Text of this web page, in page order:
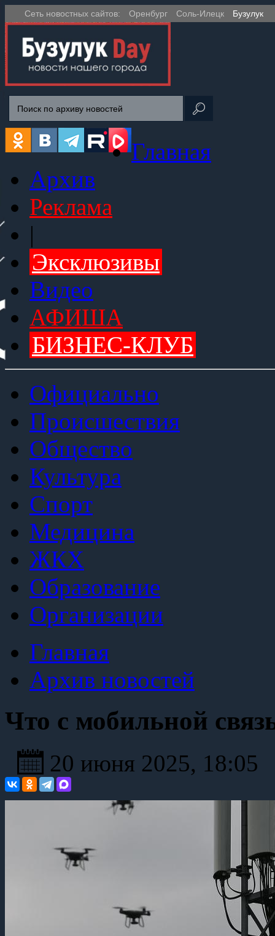
Сеть новостных сайтов: Оренбург Соль-Илецк Бузулук
Главная
Архив
Реклама
|
Эксклюзивы
Видео
АФИША
БИЗНЕС-КЛУБ
Официально
Происшествия
Общество
Культура
Спорт
Медицина
ЖКХ
Образование
Организации
Главная
Архив новостей
Что с мобильной
20 июня 2025, 18:05